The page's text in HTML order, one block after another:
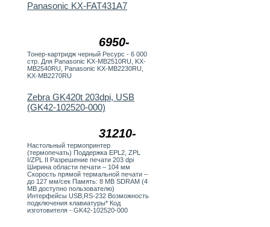
6950-
Panasonic KX-FAT431A7
Тонер-картридж черный Ресурс - 6 000
стр. Для Panasonic KX-MB2510RU, KX-
MB2540RU, Panasonic KX-MB2230RU,
KX-MB2270RU
31210-
Zebra GK420t 203dpi, USB
(GK42-102520-000)
Настольный термопринтер
(термопечать) Поддержка EPL2, ZPL
I/ZPL II Разрешение печати 203 dpi
Ширина области печати – 104 мм
Скорость прямой термальной печати –
до 127 мм/сек Память: 8 MB SDRAM (4
MB доступно пользователю)
Интерфейсы USB,RS-232 Возможность
подключения клавиатуры* Код
изготовителя - GK42-102520-000